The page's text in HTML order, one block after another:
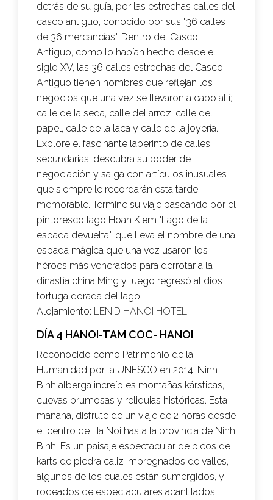
detrás de su guía, por las estrechas calles del
casco antiguo, conocido por sus "36 calles
de 36 mercancías". Dentro del Casco
Antiguo, como lo habían hecho desde el
siglo XV, las 36 calles estrechas del Casco
Antiguo tienen nombres que reflejan los
negocios que una vez se llevaron a cabo allí;
calle de la seda, calle del arroz, calle del
papel, calle de la laca y calle de la joyería.
Explore el fascinante laberinto de calles
secundarias, descubra su poder de
negociación y salga con artículos inusuales
que siempre le recordarán esta tarde
memorable. Termine su viaje paseando por el
pintoresco lago Hoan Kiem "Lago de la
espada devuelta", que lleva el nombre de una
espada mágica que una vez usaron los
héroes más venerados para derrotar a la
dinastía china Ming y luego regresó al dios
tortuga dorada del lago.
Alojamiento: LENID HANOI HOTEL
DÍA 4 HANOI-TAM COC- HANOI
Reconocido como Patrimonio de la
Humanidad por la UNESCO en 2014, Ninh
Binh alberga increíbles montañas kársticas,
cuevas brumosas y reliquias históricas. Esta
mañana, disfrute de un viaje de 2 horas desde
el centro de Ha Noi hasta la provincia de Ninh
Binh. Es un paisaje espectacular de picos de
karts de piedra caliz impregnados de valles,
algunos de los cuales están sumergidos, y
rodeados de espectaculares acantilados